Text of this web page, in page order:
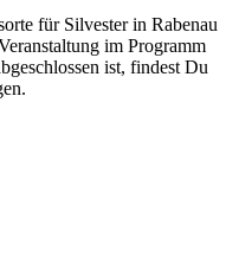
für Silvester in Rabenau
im Programm
ist, findest Du